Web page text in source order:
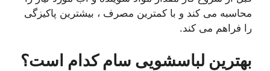
محاسبه می کند و با کمترین مصرف ، بیشترین پاکیزگی
را فراهم می کند.
بهترین لباسشویی سام کدام است؟